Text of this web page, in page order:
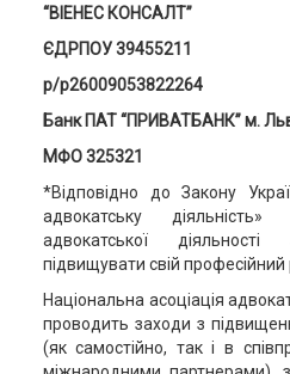
“ВІЕНЕС КОНСАЛТ”
ЄДРПОУ 39455211
р/р26009053822264
Банк ПАТ “ПРИВАТБАНК” м.
МФО 325321
*Відповідно до Закону
адвокатську
адвокатської діяльності
підвищувати свій професійний
Національна асоціація
проводить заходи з
(як самостійно, так і в